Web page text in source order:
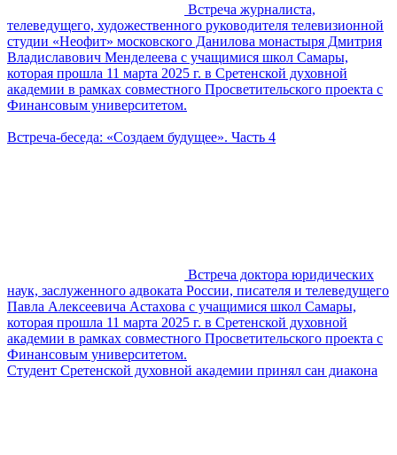
Встреча журналиста,
телеведущего, художественного руководителя телевизионной
студии «Неофит» московского Данилова монастыря Дмитрия
Владиславович Менделеева с учащимися школ Самары,
которая прошла 11 марта 2025 г. в Сретенской духовной
академии в рамках совместного Просветительского проекта с
Финансовым университетом.
Встреча-беседа: «Создаем будущее». Часть 4
Встреча доктора юридических
наук, заслуженного адвоката России, писателя и телеведущего
Павла Алексеевича Астахова с учащимися школ Самары,
которая прошла 11 марта 2025 г. в Сретенской духовной
академии в рамках совместного Просветительского проекта с
Финансовым университетом.
Студент Сретенской духовной академии принял сан диакона